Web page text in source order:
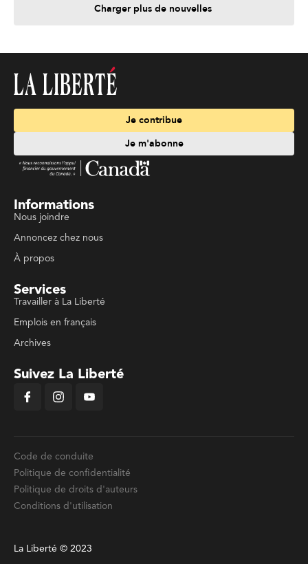
Charger plus de nouvelles
Je contribue
Je m'abonne
Informations
Nous joindre
Annoncez chez nous
À propos
Services
Travailler à La Liberté
Emplois en français
Archives
Suivez La Liberté
Code de conduite
Politique de confidentialité
Politique de droits d'auteurs
Conditions d'utilisation
La Liberté © 2023